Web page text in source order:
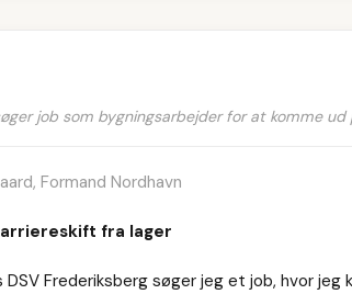
job som bygningsarbejder for at komme ud
Formand Nordhavn
fra lager
Frederiksberg søger jeg et job, hvor jeg